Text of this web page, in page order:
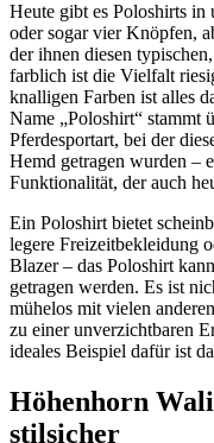
Heute gibt es Poloshirts
oder sogar vier Knöpfen,
der ihnen diesen
farblich ist die Vielfalt
knalligen Farben ist alles
Name „Poloshirt“ stammt
Pferdesportart, bei der
Hemd getragen wurden –
Funktionalität, der auch
Ein Poloshirt bietet
legere Freizeitbekleidung
Blazer – das Poloshirt
getragen werden. Es ist
mühelos mit vielen
zu einer unverzichtbaren
ideales Beispiel dafür ist
Höhenhorn
stilsicher